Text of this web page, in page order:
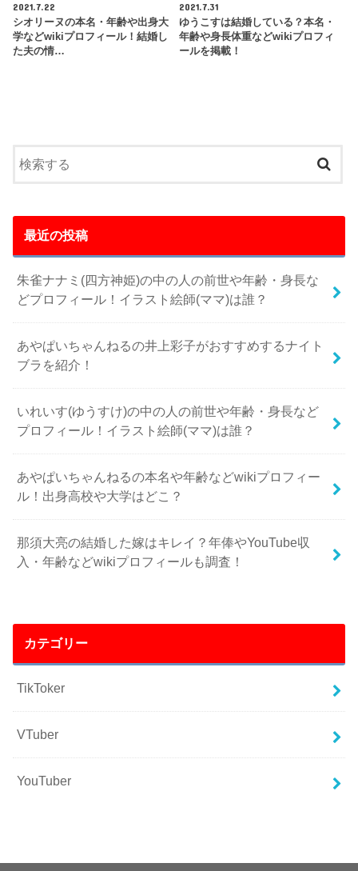
2021.7.22
シオリーヌの本名・年齢や出身大
学などwikiプロフィール！結婚し
た夫の情…
2021.7.31
ゆうこすは結婚している？本名・
年齢や身長体重などwikiプロフィ
ールを掲載！
最近の投稿
朱雀ナナミ(四方神姫)の中の人の前世や年齢・身長な
どプロフィール！イラスト絵師(ママ)は誰？
あやぱいちゃんねるの井上彩子がおすすめするナイト
ブラを紹介！
いれいす(ゆうすけ)の中の人の前世や年齢・身長など
プロフィール！イラスト絵師(ママ)は誰？
あやぱいちゃんねるの本名や年齢などwikiプロフィー
ル！出身高校や大学はどこ？
那須大亮の結婚した嫁はキレイ？年俸やYouTube収
入・年齢などwikiプロフィールも調査！
カテゴリー
TikToker
VTuber
YouTuber